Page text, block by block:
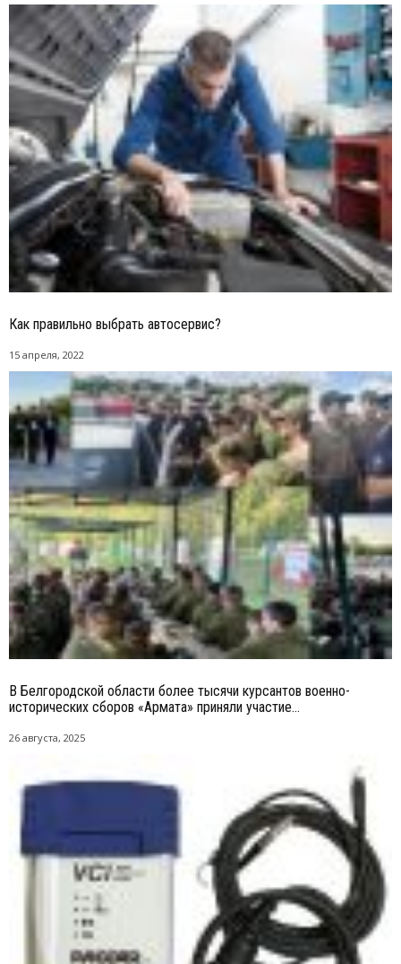
Как правильно выбрать автосервис?
15 апреля, 2022
В Белгородской области более тысячи курсантов военно-
исторических сборов «Армата» приняли участие...
26 августа, 2025